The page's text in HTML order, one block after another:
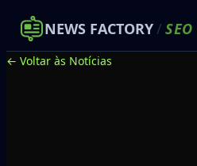
NEWS FACTORY/ SEO
← Voltar às Notícias